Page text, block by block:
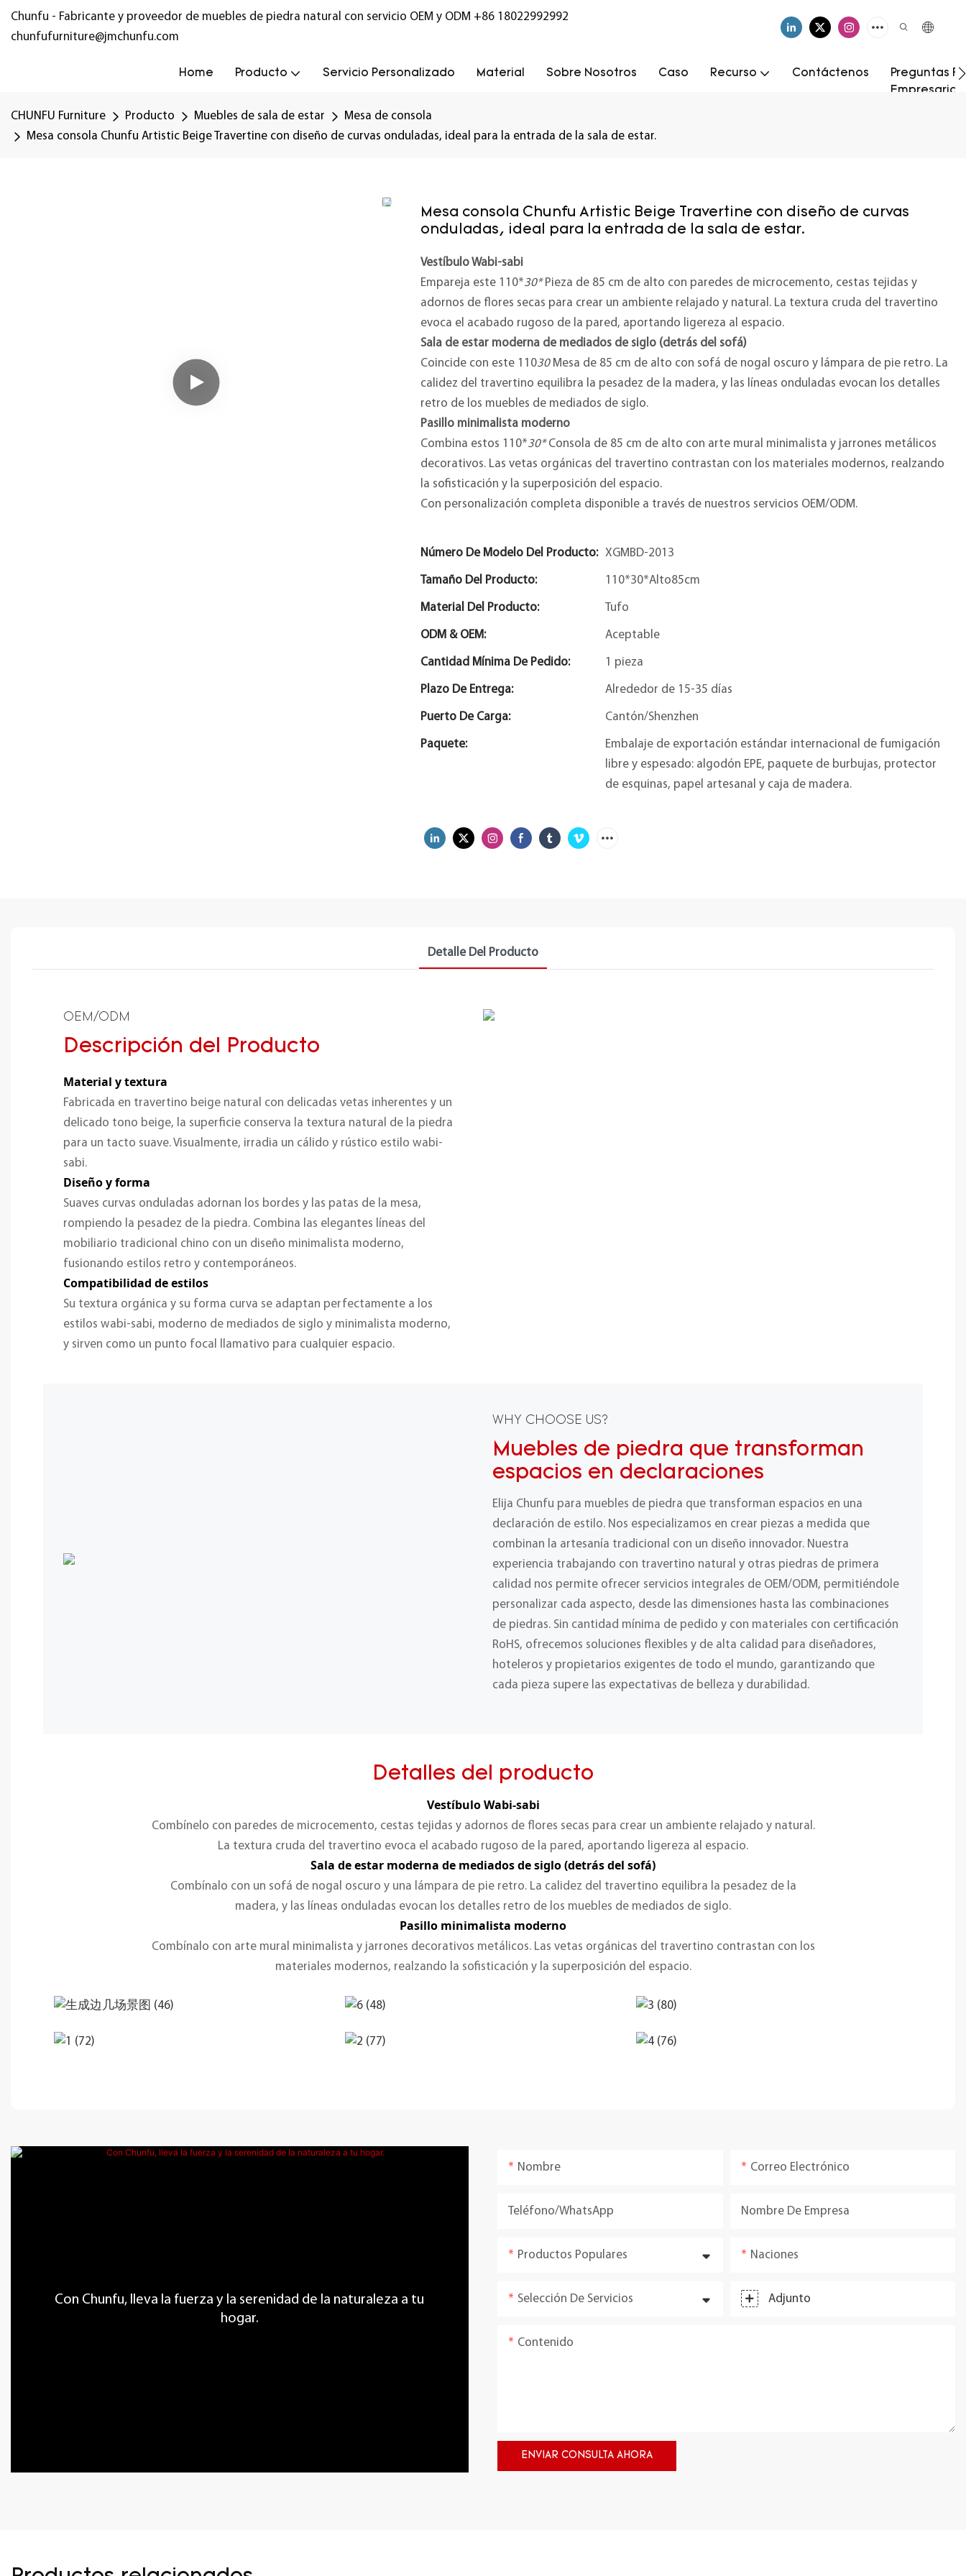
Chunfu - Fabricante y proveedor de muebles de piedra natural con servicio OEM y ODM +86 18022992992
chunfufurniture@jmchunfu.com
Home Producto Servicio Personalizado Material Sobre Nosotros Caso Recurso Contáctenos
Preguntas
CHUNFU Furniture Producto Muebles de sala de estar
Mesa de consola
Mesa consola Chunfu Artistic Beige Travertine con diseño de curvas onduladas, ideal para la entrada de la sala de estar.
Mesa consola Chunfu Artistic Beige Travertine con diseño de curvas
onduladas, ideal para la entrada de la sala de estar.
Vestíbulo Wabi-sabi
Empareja este 110*30*Pieza de 85 cm de alto con paredes de microcemento, cestas tejidas y
adornos de flores secas para crear un ambiente relajado y natural. La textura cruda del travertino
evoca el acabado rugoso de la pared, aportando ligereza al espacio.
Sala de estar moderna de mediados de siglo (detrás del sofá)
Coincide con este 11030Mesa de 85 cm de alto con sofá de nogal oscuro y lámpara de pie retro. La
calidez del travertino equilibra la pesadez de la madera, y las líneas onduladas evocan los detalles
retro de los muebles de mediados de siglo.
Pasillo minimalista moderno
Combina estos 110*30*Consola de 85 cm de alto con arte mural minimalista y jarrones metálicos
decorativos. Las vetas orgánicas del travertino contrastan con los materiales modernos, realzando
la sofisticación y la superposición del espacio.
Con personalización completa disponible a través de nuestros servicios OEM/ODM.
Número De Modelo Del Producto: XGMBD-2013
Tamaño Del Producto: 110*30*Alto85cm
Material Del Producto: Tufo
ODM & OEM: Aceptable
Cantidad Mínima De Pedido: 1 pieza
Plazo De Entrega: Alrededor de 15-35 días
Puerto De Carga: Cantón/Shenzhen
Paquete:
Embalaje de exportación estándar internacional de fumigación
libre y espesado: algodón EPE, paquete de burbujas, protector
de esquinas, papel artesanal y caja de madera.
Detalle Del Producto
OEM/ODM
Descripción del Producto
Material y textura
Fabricada en travertino beige natural con delicadas vetas inherentes y un
delicado tono beige, la superficie conserva la textura natural de la piedra
para un tacto suave. Visualmente, irradia un cálido y rústico estilo wabi-
sabi.
Diseño y forma
Suaves curvas onduladas adornan los bordes y las patas de la mesa,
rompiendo la pesadez de la piedra. Combina las elegantes líneas del
mobiliario tradicional chino con un diseño minimalista moderno,
fusionando estilos retro y contemporáneos.
Compatibilidad de estilos
Su textura orgánica y su forma curva se adaptan perfectamente a los
estilos wabi-sabi, moderno de mediados de siglo y minimalista moderno,
y sirven como un punto focal llamativo para cualquier espacio.
WHY CHOOSE US?
Muebles de piedra que transforman
espacios en declaraciones
Elija Chunfu para muebles de piedra que transforman espacios en una
declaración de estilo. Nos especializamos en crear piezas a medida que
combinan la artesanía tradicional con un diseño innovador. Nuestra
experiencia trabajando con travertino natural y otras piedras de primera
calidad nos permite ofrecer servicios integrales de OEM/ODM, permitiéndole
personalizar cada aspecto, desde las dimensiones hasta las combinaciones
de piedras. Sin cantidad mínima de pedido y con materiales con certificación
RoHS, ofrecemos soluciones flexibles y de alta calidad para diseñadores,
hoteleros y propietarios exigentes de todo el mundo, garantizando que
cada pieza supere las expectativas de belleza y durabilidad.
Detalles del producto
Vestíbulo Wabi-sabi
Combínelo con paredes de microcemento, cestas tejidas y adornos de flores secas para crear un ambiente relajado y natural.
La textura cruda del travertino evoca el acabado rugoso de la pared, aportando ligereza al espacio.
Sala de estar moderna de mediados de siglo (detrás del sofá)
Combínalo con un sofá de nogal oscuro y una lámpara de pie retro. La calidez del travertino equilibra la pesadez de la
madera, y las líneas onduladas evocan los detalles retro de los muebles de mediados de siglo.
Pasillo minimalista moderno
Combínalo con arte mural minimalista y jarrones decorativos metálicos. Las vetas orgánicas del travertino contrastan con los
materiales modernos, realzando la sofisticación y la superposición del espacio.
Con Chunfu, lleva la fuerza y ​​la serenidad de la naturaleza a tu
hogar.
Nombre Correo Electrónico
Teléfono/WhatsApp Nombre De Empresa
Productos Populares Naciones
Selección De Servicios Adjunto
Contenido
ENVIAR CONSULTA AHORA